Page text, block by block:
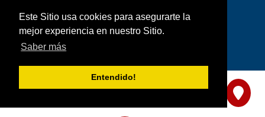
Este Sitio usa cookies para asegurarte la
mejor experiencia en nuestro Sitio.
Saber más
Entendido!
Compártanos su opinión